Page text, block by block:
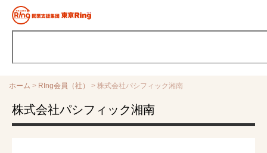
ホーム > RIng会員（社） > 株式会社パシフィック湘南
株式会社パシフィック湘南